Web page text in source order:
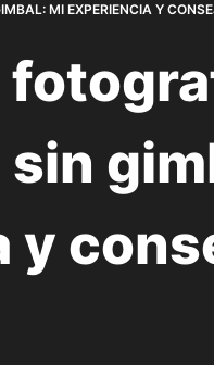
MI EXPERIENCIA Y
y